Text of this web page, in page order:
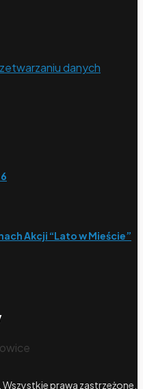
danych
Akcji “Lato w Mieście”
prawa zastrzeżone.